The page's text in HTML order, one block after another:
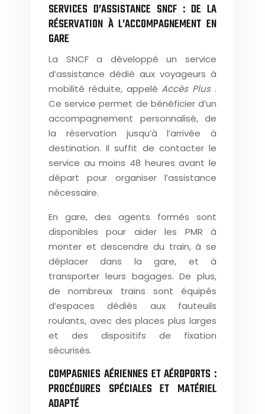
SERVICES D’ASSISTANCE SNCF : DE LA
RÉSERVATION À L’ACCOMPAGNEMENT EN
GARE
La SNCF a développé un service
d’assistance dédié aux voyageurs à
mobilité réduite, appeléAccès Plus .
Ce service permet de bénéficier d’un
accompagnement personnalisé, de
la réservation jusqu’à l’arrivée à
destination. Il suffit de contacter le
service au moins 48 heures avant le
départ pour organiser l’assistance
nécessaire.
En gare, des agents formés sont
disponibles pour aider les PMR à
monter et descendre du train, à se
déplacer dans la gare, et à
transporter leurs bagages. De plus,
de nombreux trains sont équipés
d’espaces dédiés aux fauteuils
roulants, avec des places plus larges
et des dispositifs de fixation
sécurisés.
COMPAGNIES AÉRIENNES ET AÉROPORTS :
PROCÉDURES SPÉCIALES ET MATÉRIEL
ADAPTÉ